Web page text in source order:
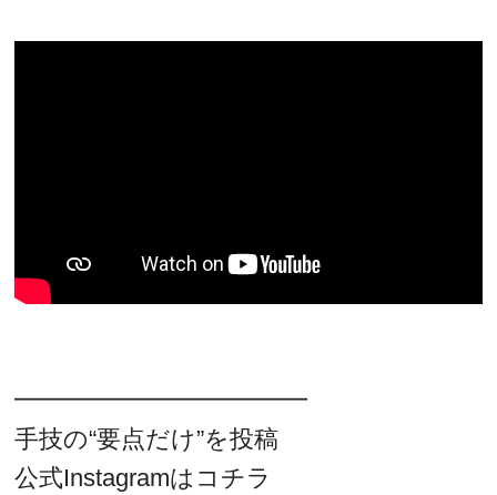
━━━━━━━━━━━━
手技の“要点だけ”を投稿
公式Instagramはコチラ